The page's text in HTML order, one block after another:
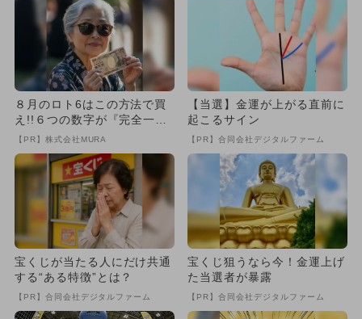
８月のロト6はこの方法で買
え!!６つの数字が『完全一
致』する方法
【PR】株式会社MURA
【当選】金運が上がる直前に
起こるサイン
【PR】合同会社デジタルファーム
宝くじが当たる人にだけ共通
する“ある特徴”とは？
【PR】合同会社デジタルファーム
宝くじ狙うなら今！金運上げ
た当選者が暴露
【PR】合同会社デジタルファーム